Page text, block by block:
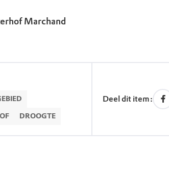
Marchand
DROOGTE
Deel dit item: